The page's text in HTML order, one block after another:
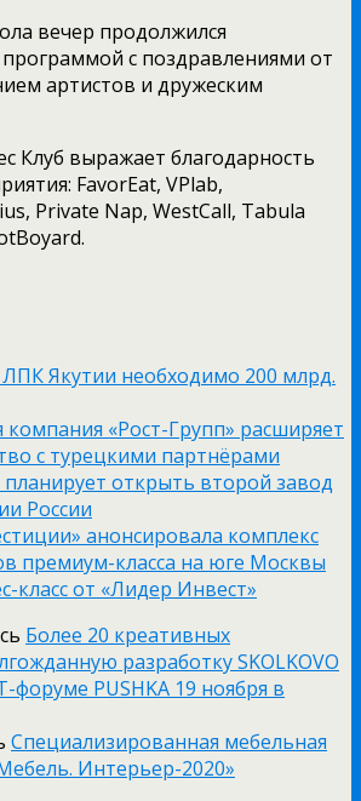
вечер продолжился
с поздравлениями от
артистов и дружеским
Клуб выражает благодарность
FavorEat, VPlab,
Private Nap, WestCall, Tabula
Якутии необходимо 200 млрд.
компания «Рост-Групп» расширяет
с турецкими партнёрами
планирует открыть второй завод
России
анонсировала комплекс
премиум-класса на юге Москвы
класс от «Лидер Инвест»
Более 20 креативных
разработку SKOLKOVO
форуме PUSHKA 19 ноября в
Специализированная мебельная
Интерьер-2020»